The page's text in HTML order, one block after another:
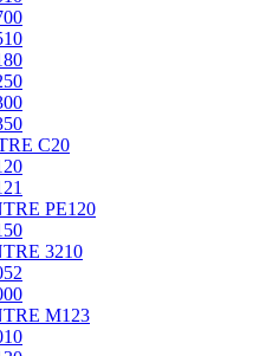
C20
PE120
3210
M123